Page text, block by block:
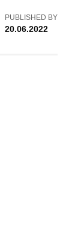
PUBLISHED BY
20.06.2022